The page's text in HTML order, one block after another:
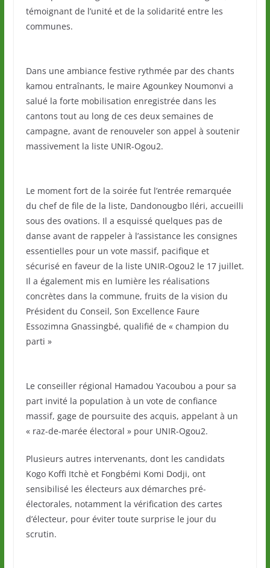
témoignant de l’unité et de la solidarité entre les
communes.
Dans une ambiance festive rythmée par des chants
kamou entraînants, le maire Agounkey Noumonvi a
salué la forte mobilisation enregistrée dans les
cantons tout au long de ces deux semaines de
campagne, avant de renouveler son appel à soutenir
massivement la liste UNIR-Ogou2.
Le moment fort de la soirée fut l’entrée remarquée
du chef de file de la liste, Dandonougbo Iléri, accueilli
sous des ovations. Il a esquissé quelques pas de
danse avant de rappeler à l’assistance les consignes
essentielles pour un vote massif, pacifique et
sécurisé en faveur de la liste UNIR-Ogou2 le 17 juillet.
Il a également mis en lumière les réalisations
concrètes dans la commune, fruits de la vision du
Président du Conseil, Son Excellence Faure
Essozimna Gnassingbé, qualifié de « champion du
parti »
Le conseiller régional Hamadou Yacoubou a pour sa
part invité la population à un vote de confiance
massif, gage de poursuite des acquis, appelant à un
« raz-de-marée électoral » pour UNIR-Ogou2.
Plusieurs autres intervenants, dont les candidats
Kogo Koffi Itchè et Fongbémi Komi Dodji, ont
sensibilisé les électeurs aux démarches pré-
électorales, notamment la vérification des cartes
d’électeur, pour éviter toute surprise le jour du
scrutin.